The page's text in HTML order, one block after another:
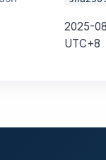
2025-
UTC+8